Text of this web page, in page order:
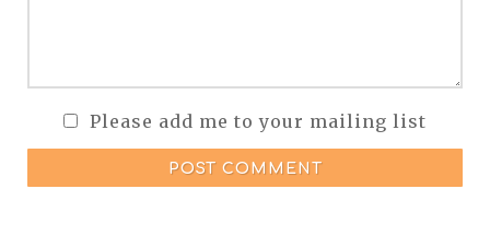
Please add me to your mailing list
POST COMMENT